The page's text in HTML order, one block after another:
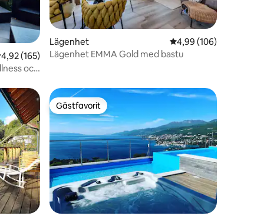
av 5 i genomsnittligt betyg, 165 omdömen
4,92 (165)
och
Lägenhet 4,99 av 5 i
4,99 (106)
Lägenhet EMMA Gold med bastu
Gästfavorit
Gästfavorit